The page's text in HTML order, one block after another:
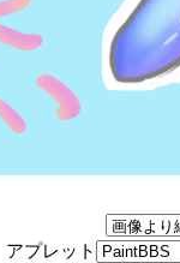
アプレット